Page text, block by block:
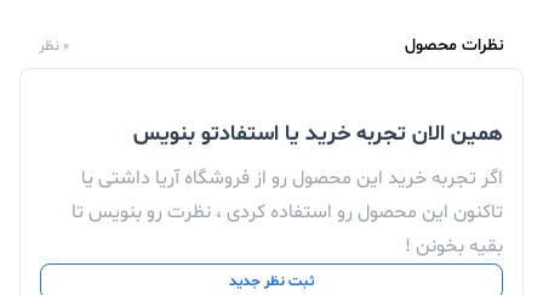
نظرات محصول 0 نظر
همین الان تجربه خرید یا استفادتو بنویس
اگر تجربه خرید این محصول رو از فروشگاه آریا داشتی یا
تاکنون این محصول رو استفاده کردی ، نظرت رو بنویس تا
بقیه بخونن !
ثبت نظر جدید